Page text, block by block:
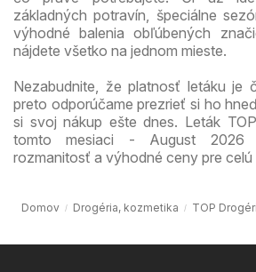
základných potravín, špeciálne
výhodné balenia obľúbených
nájdete všetko na jednom mieste.
Nezabudnite, že platnosť letáku je
preto odporúčame prezrieť si ho
si svoj nákup ešte dnes. Leták
tomto mesiaci - August 2026
rozmanitosť a výhodné ceny pre celú
Domov Drogéria, kozmetika TOP